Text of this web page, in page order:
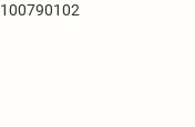
100790102